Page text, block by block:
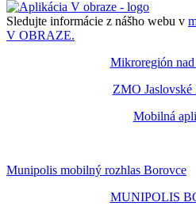
Sledujte informácie z nášho webu v
V OBRAZE.
Mikroregión
ZMO Jaslovské
Mobilná
Munipolis mobilný rozhlas Borovce
MUNIPOLIS